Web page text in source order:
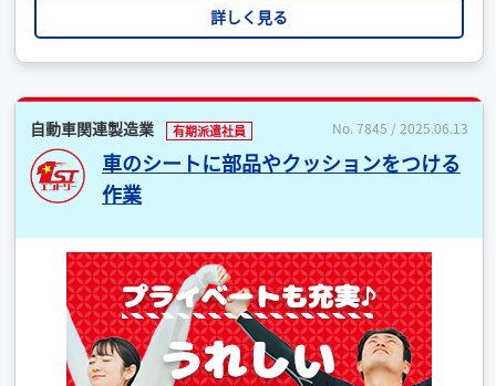
詳しく見る
自動車関連製造業 有期派遣社員 No. 7845 / 2025.06.13
車のシートに部品やクッションをつける
作業